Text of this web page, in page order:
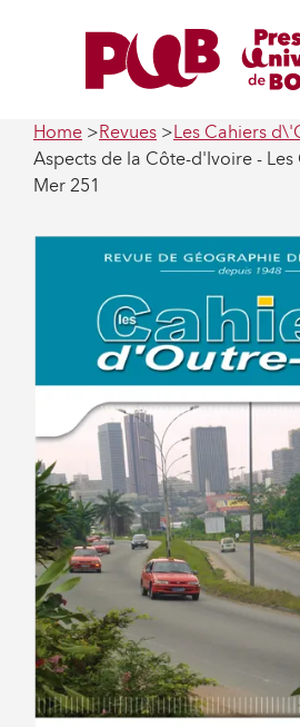
Home Revues
Les Cahiers
Aspects de la Côte-d'Ivoire -
Mer 251